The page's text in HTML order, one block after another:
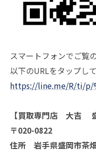
スマートフォンでご覧
以下のURLをタップし
https://line.me/R/ti/p/
【買取専門店 大吉
〒020-0822
住所 岩手県盛岡市茶